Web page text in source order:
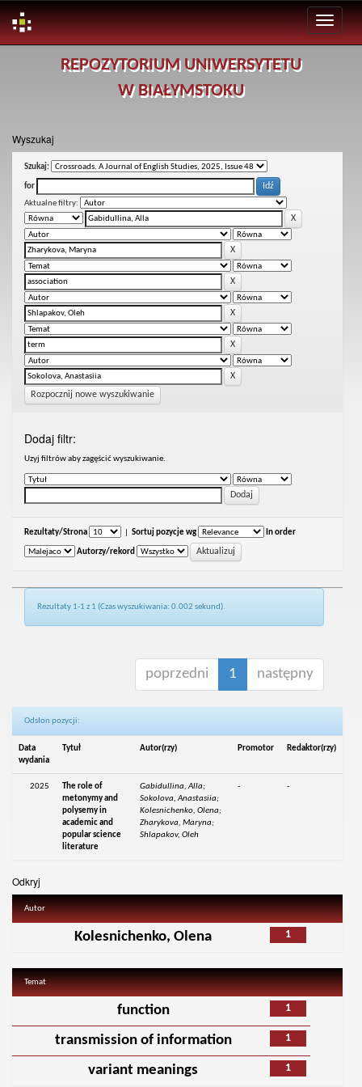
REPOZYTORIUM UNIWERSYTETU
W BIAŁYMSTOKU
Wyszukaj
Szukaj:
for
Aktualne filtry:
Rozpocznij nowe wyszukiwanie
Dodaj filtr:
Uzyj filtrów aby zagęścić wyszukiwanie.
Rezultaty/Strona Sortuj pozycje wg In order
Autorzy/rekord
Rezultaty 1-1 z 1 (Czas wyszukiwania: 0.002 sekund).
poprzedni 1 następny
Odsłon pozycji:
Data
wydania
Tytuł Autor(rzy) Promotor Redaktor(rzy)
2025
The role of
metonymy and
polysemy in
academic and
popular science
literature
Gabidullina, Alla;
Sokolova, Anastasiia;
Kolesnichenko, Olena;
Zharykova, Maryna;
Shlapakov, Oleh
- -
Odkryj
Autor
1
Kolesnichenko, Olena
Temat
1
function
1
transmission of information
1
variant meanings